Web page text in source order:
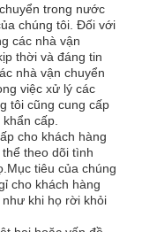
trong nước
chúng tôi. Đối với
các nhà vận
thời và đáng tin
nhà vận chuyển
việc xử lý các
tôi cũng cung cấp
cấp.
cho khách hàng
theo dõi tình
tiêu của chúng
cho khách hàng
khi họ rời khỏi